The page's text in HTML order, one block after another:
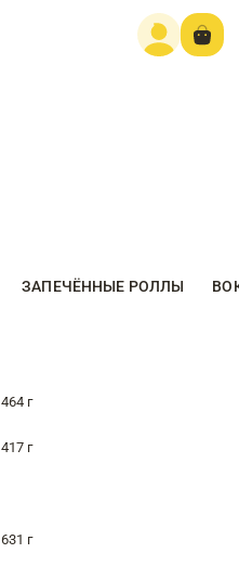
ЗАПЕЧЁННЫЕ РОЛЛЫ
464 г
417 г
631 г